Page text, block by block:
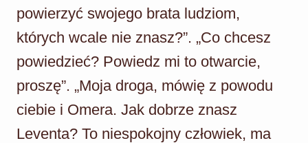
powierzyć swojego brata ludziom,
których wcale nie znasz?”. „Co chcesz
powiedzieć? Powiedz mi to otwarcie,
proszę”. „Moja droga, mówię z powodu
ciebie i Omera. Jak dobrze znasz
Leventa? To niespokojny człowiek, ma